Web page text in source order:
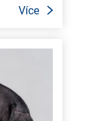
Více